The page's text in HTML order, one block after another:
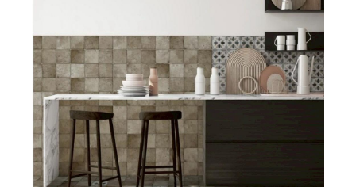
LINE官方帳號@a0975005573